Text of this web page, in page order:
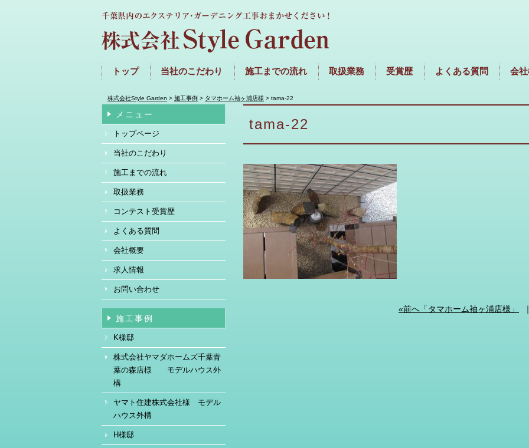
トップ 当社のこだわり 施工までの流れ 取扱業務 受賞歴 よくある質問 会
株式会社Style Garden > 施工事例 > タマホーム袖ヶ浦店様 > tama-22
tama-22
«前へ「タマホーム袖ヶ浦店様」
メニュー
トップページ
当社のこだわり
施工までの流れ
取扱業務
コンテスト受賞歴
よくある質問
会社概要
求人情報
お問い合わせ
施工事例
K様邸
株式会社ヤマダホームズ千葉青
葉の森店様 モデルハウス外
構
ヤマト住建株式会社様 モデル
ハウス外構
H様邸